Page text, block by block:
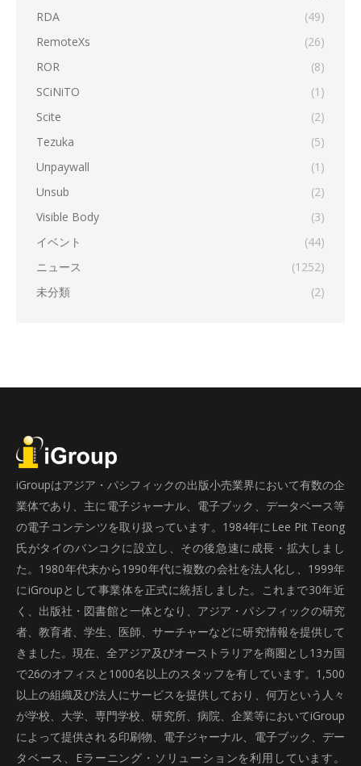
RDA
(49)
RemoteXs
(26)
ROR
(8)
SCiNiTO
(1)
Scite
(2)
Tezuka
(5)
Unpaywall
(1)
Unsub
(2)
Visible Body
(3)
イベント
(44)
ニュース
(1252)
未分類
(2)
iGroupはアジア・パシフィックの出版小売業界において有数の企
業体であり、主に電子ジャーナル、電子ブック、データベース等
の電子コンテンツを取り扱っています。1984年にLee Pit Teong
氏がタイのバンコクに設立し、その後急速に成長・拡大しまし
た。1980年代末から1990年代に複数の会社を法人化し、1999年
にiGroupとして事業体を正式に統括しました。これまで30年近
く、出版社・図書館と一体となり、アジア・パシフィックの研究
者、教育者、学生、医師、サーチャーなどに研究情報を提供して
きました。現在、全アジア及びオーストラリアを商圏とし13カ国
で26のオフィスと1000名以上のスタッフを有しています。1,500
以上の組織及び法人にサービスを提供しており、何万という人々
が学校、大学、専門学校、研究所、病院、企業等においてiGroup
によって提供される印刷物、電子ジャーナル、電子ブック、デー
タベース、Eラーニング・ソリューションを利用しています。